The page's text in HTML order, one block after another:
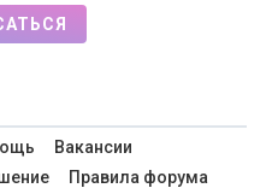
Вакансии
Правила форума